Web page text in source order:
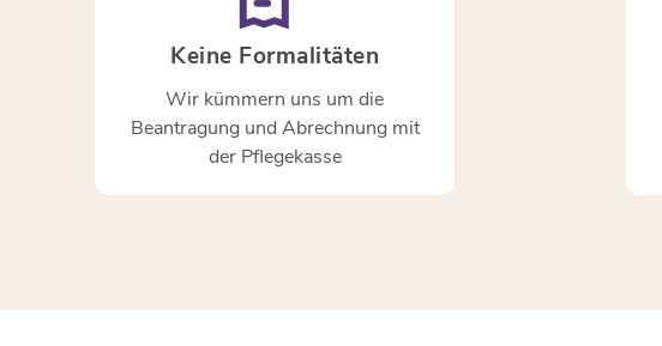
Keine Formalitäten
Wir kümmern uns um die
Beantragung und Abrechnung mit
der Pflegekasse